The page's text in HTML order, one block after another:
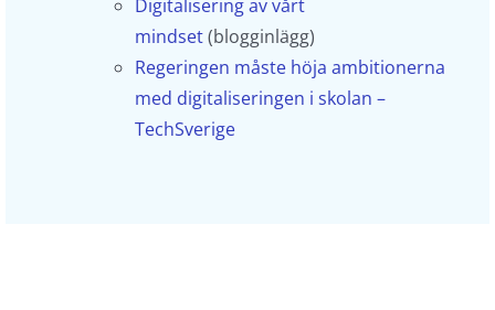
Digitalisering av vårt
mindset(blogginlägg)
Regeringen måste höja ambitionerna
med digitaliseringen i skolan –
TechSverige